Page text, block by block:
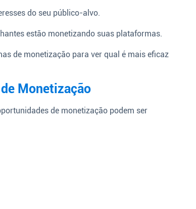
do seu público-alvo.
estão monetizando suas plataformas.
de monetização para ver qual é mais eficaz
Monetização
de monetização podem ser